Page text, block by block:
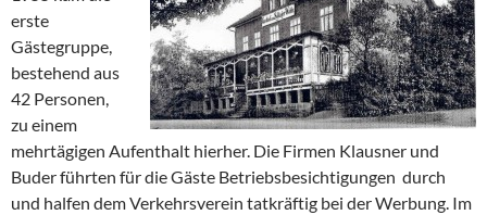
erste
Gästegruppe,
bestehend aus
42 Personen,
zu einem
mehrtägigen Aufenthalt hierher. Die Firmen Klausner und
Buder führten für die Gäste Betriebsbesichtigungen durch
und halfen dem Verkehrsverein tatkräftig bei der Werbung. Im